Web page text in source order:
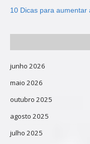
10 Dicas para
junho 2026
maio 2026
outubro 2025
agosto 2025
julho 2025